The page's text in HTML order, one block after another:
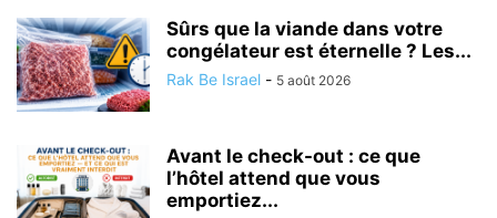
Sûrs que la viande dans votre
congélateur est éternelle ? Les...
Rak Be Israel - 5 août 2026
Avant le check-out : ce que
l’hôtel attend que vous
emportiez...